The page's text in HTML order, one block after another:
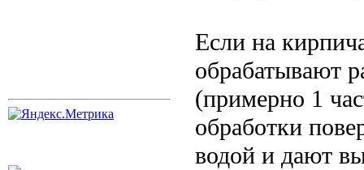
Если на
обрабатывают
(примерно 1
обработки
водой и дают